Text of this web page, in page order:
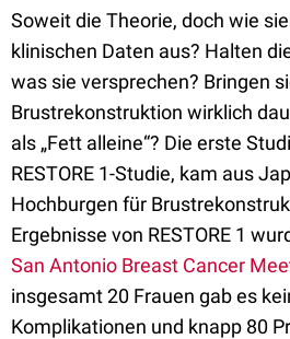
Soweit die Theorie, doch wie
klinischen Daten aus? Halten
was sie versprechen? Bringen
Brustrekonstruktion wirklich
als „Fett alleine“? Die erste
RESTORE 1-Studie, kam aus
Hochburgen für
Ergebnisse von RESTORE 1
San Antonio Breast Cancer
insgesamt 20 Frauen gab es
Komplikationen und knapp 80